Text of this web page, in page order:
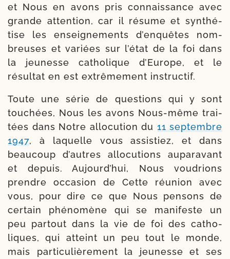
et Nous en avons pris connais­sance avec
grande atten­tion, car il résume et syn­thé­
tise les ensei­gnements d’en­quêtes nom­
breuses et variées sur l’é­tat de la foi dans
la jeu­nesse catho­lique d’Europe, et le
résul­tat en est extrê­mement instructif.
Toute une série de ques­tions qui y sont
tou­chées, Nous les avons Nous-​même trai­
tées dans Notre allo­cu­tion du 11 sep­tembre
1947, à laquelle vous assis­tiez, et dans
beau­coup d’autres allo­cu­tions aupa­ra­vant
et depuis. Aujourd’hui, Nous vou­drions
prendre occa­sion de Cette réunion avec
vous, pour dire ce que Nous pen­sons de
cer­tain phé­no­mène qui se mani­feste un
peu par­tout dans la vie de foi des catho­
liques, qui atteint un peu tout le monde,
mais par­ti­cu­liè­re­ment la jeu­nesse et ses